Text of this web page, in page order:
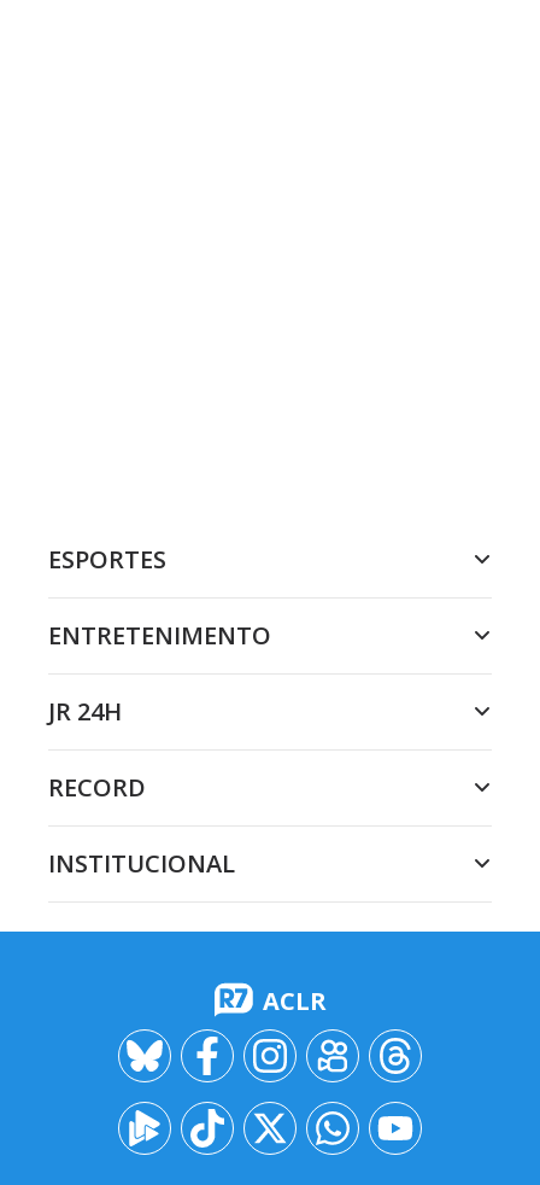
ESPORTES
ENTRETENIMENTO
JR 24H
RECORD
INSTITUCIONAL
ACLR